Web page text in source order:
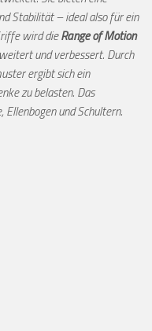
Stabilität – ideal also für ein
wird dieRange of Motion
und verbessert. Durch
ergibt sich ein
zu belasten. Das
Ellenbogen und Schultern.